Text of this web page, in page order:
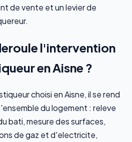
de vente et un levier de
l'intervention
en Aisne ?
choisi en Aisne, il se rend
du logement : releve
bati, mesure des surfaces,
de gaz et d'electricite,